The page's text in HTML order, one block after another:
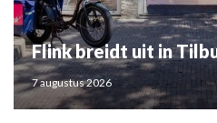
Flink breidt uit in
7 augustus 2026